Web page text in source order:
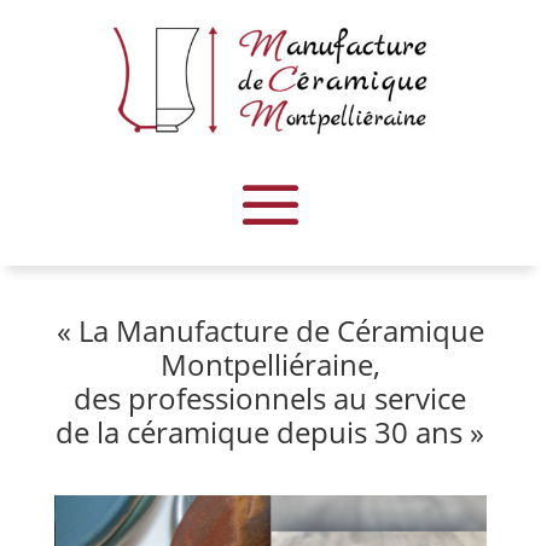
« La Manufacture de Céramique
Montpelliéraine,
des professionnels au service
de la céramique depuis 30 ans »